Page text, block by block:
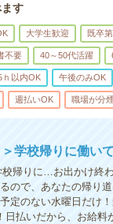
す
大学生歓迎 既卒
不要 40～50代活躍
ｈ以内OK 午後のみOK
週払いOK 職場が分
学校帰りに働い
帰りに…お出かけ終
ので、あなたの帰り
定のない水曜日だけ
払いだから、お給料